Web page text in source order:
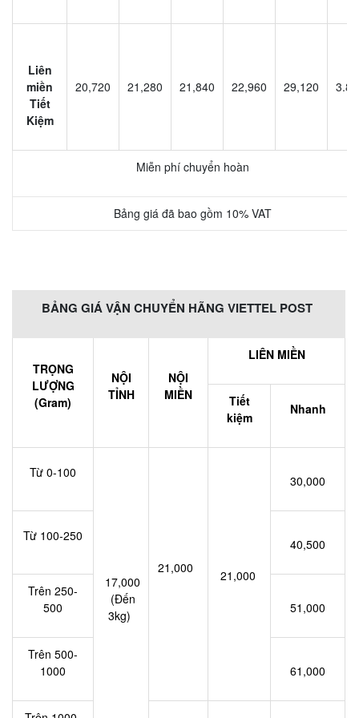
Liên
miền
Tiết
Kiệm
20,720 21,280 21,840 22,960 29,120
Miễn phí chuyển hoàn
Bảng giá đã bao gồm 10% VAT
BẢNG GIÁ VẬN CHUYỂN HÃNG VIETTEL POST
TRỌNG
LƯỢNG
(Gram)
NỘI
TỈNH
NỘI
MIỀN
LIÊN MIỀN
Tiết
kiệm
Nhanh
Từ 0-100
17,000
(Đến
3kg)
21,000 21,000
30,000
Từ 100-250
40,500
Trên 250-
500
51,000
Trên 500-
1000
61,000